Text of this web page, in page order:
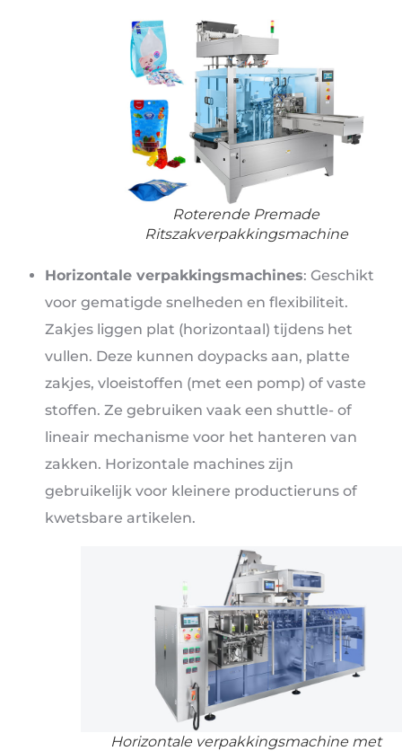
Roterende Premade
Ritszakverpakkingsmachine
Horizontale verpakkingsmachines: Geschikt
voor gematigde snelheden en flexibiliteit.
Zakjes liggen plat (horizontaal) tijdens het
vullen. Deze kunnen doypacks aan, platte
zakjes, vloeistoffen (met een pomp) of vaste
stoffen. Ze gebruiken vaak een shuttle- of
lineair mechanisme voor het hanteren van
zakken. Horizontale machines zijn
gebruikelijk voor kleinere productieruns of
kwetsbare artikelen.
Horizontale verpakkingsmachine met